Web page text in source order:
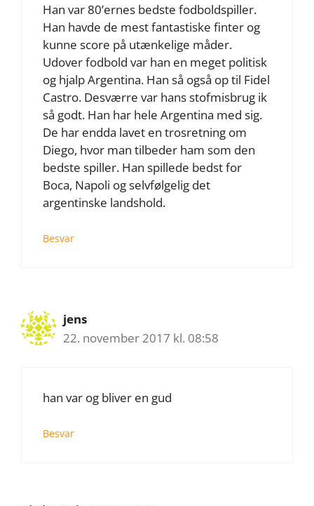
Han var 80’ernes bedste fodboldspiller.
Han havde de mest fantastiske finter og
kunne score på utænkelige måder.
Udover fodbold var han en meget politisk
og hjalp Argentina. Han så også op til Fidel
Castro. Desværre var hans stofmisbrug ik
så godt. Han har hele Argentina med sig.
De har endda lavet en trosretning om
Diego, hvor man tilbeder ham som den
bedste spiller. Han spillede bedst for
Boca, Napoli og selvfølgelig det
argentinske landshold.
Besvar
jens
22. november 2017 kl. 08:58
han var og bliver en gud
Besvar